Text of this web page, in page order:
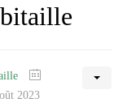
2023